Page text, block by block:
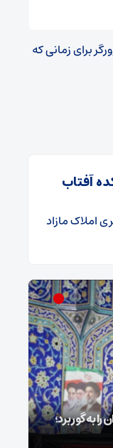
برای زمانی که
آفتاب
املاک مازاد
به گور برد؛